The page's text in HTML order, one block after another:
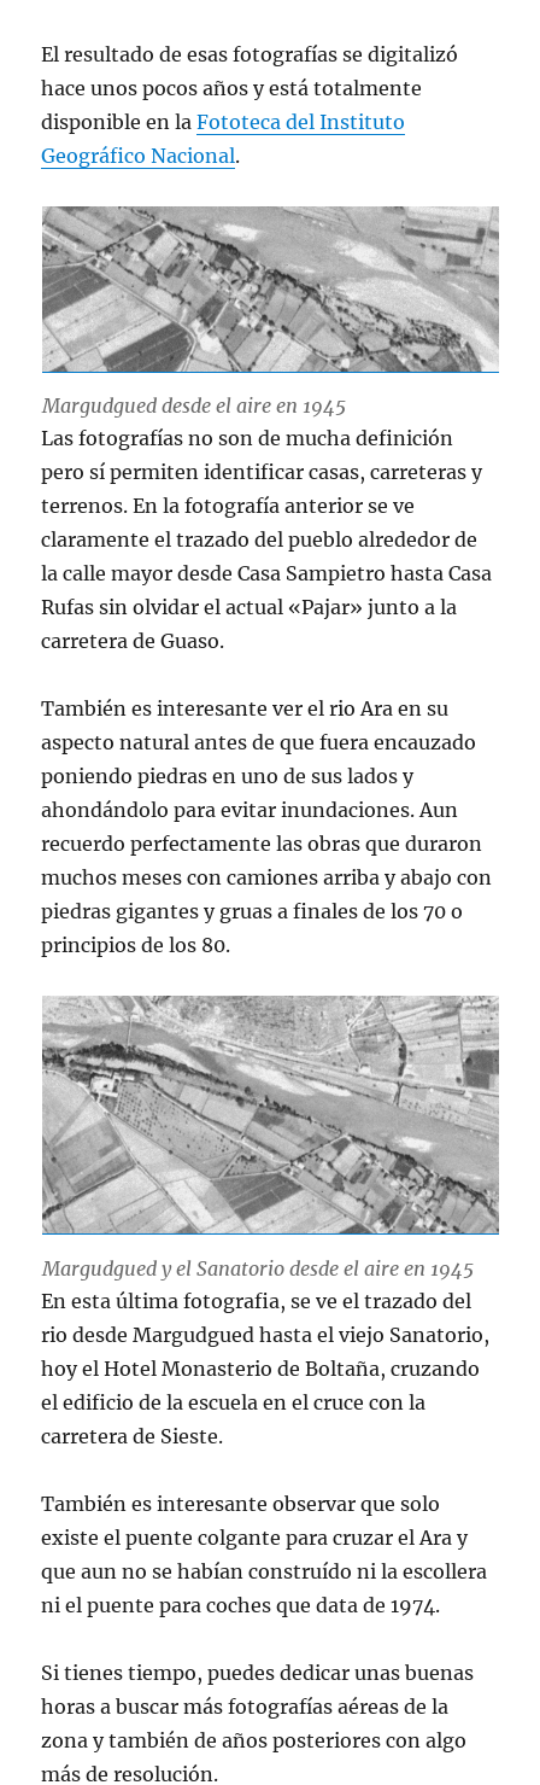
El resultado de esas fotografías se digitalizó
hace unos pocos años y está totalmente
disponible en laFototeca del Instituto
Geográfico Nacional.
Margudgued desde el aire en 1945
Las fotografías no son de mucha definición
pero sí permiten identificar casas, carreteras y
terrenos. En la fotografía anterior se ve
claramente el trazado del pueblo alrededor de
la calle mayor desde Casa Sampietro hasta Casa
Rufas sin olvidar el actual «Pajar» junto a la
carretera de Guaso.
También es interesante ver el rio Ara en su
aspecto natural antes de que fuera encauzado
poniendo piedras en uno de sus lados y
ahondándolo para evitar inundaciones. Aun
recuerdo perfectamente las obras que duraron
muchos meses con camiones arriba y abajo con
piedras gigantes y gruas a finales de los 70 o
principios de los 80.
Margudgued y el Sanatorio desde el aire en 1945
En esta última fotografia, se ve el trazado del
rio desde Margudgued hasta el viejo Sanatorio,
hoy el Hotel Monasterio de Boltaña, cruzando
el edificio de la escuela en el cruce con la
carretera de Sieste.
También es interesante observar que solo
existe el puente colgante para cruzar el Ara y
que aun no se habían construído ni la escollera
ni el puente para coches que data de 1974.
Si tienes tiempo, puedes dedicar unas buenas
horas a buscar más fotografías aéreas de la
zona y también de años posteriores con algo
más de resolución.